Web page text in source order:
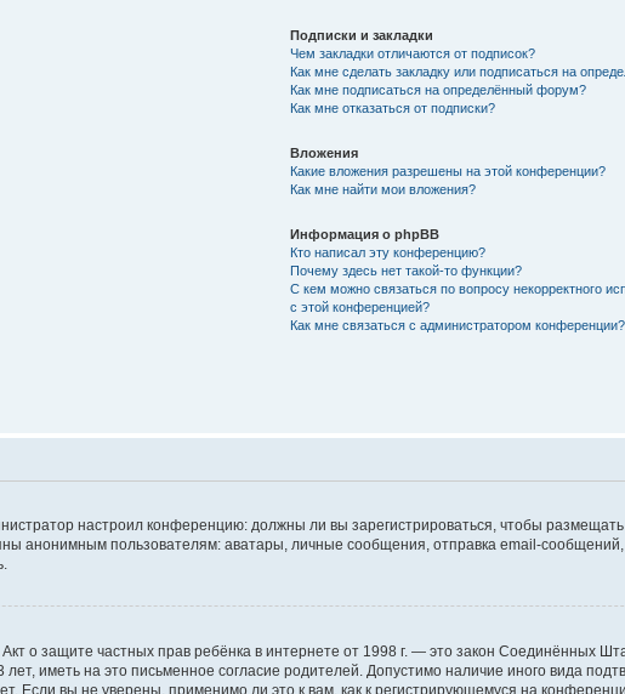
Подписки и закладки
Чем закладки отличаются от подписок?
Как мне сделать закладку или подписаться на
Как мне подписаться на определённый форум?
Как мне отказаться от подписки?
Вложения
Какие вложения разрешены на этой конференции?
Как мне найти мои вложения?
Информация о phpBB
Кто написал эту конференцию?
Почему здесь нет такой-то функции?
С кем можно связаться по вопросу некорректного
с этой конференцией?
Как мне связаться с администратором конференции?
настроил конференцию: должны ли вы зарегистрироваться, чтобы
анонимным пользователям: аватары, личные сообщения, отправка email-сообщений,
о защите частных прав ребёнка в интернете от 1998 г. — это закон Соединённых
иметь на это письменное согласие родителей. Допустимо наличие иного вида
Если вы не уверены, применимо ли это к вам, как к регистрирующемуся на